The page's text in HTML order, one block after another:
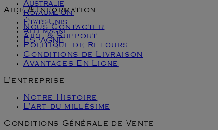
Australie
Royaume-Uni
États-Unis
Allemagne
ESPAGNE
Aide & Information
Nous Contacter
Aide & Support
Politique de Retours
Conditions de Livraison
Avantages En Ligne
L'entreprise
Notre Histoire
L'art du millésime
Conditions Générale de Vente